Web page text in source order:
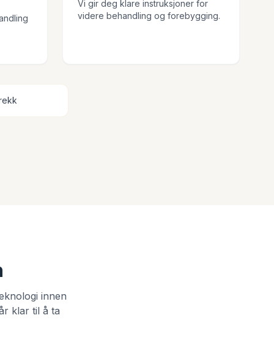
Vi gir deg klare instruksjoner for
videre behandling og forebygging.
innen
klar til å ta